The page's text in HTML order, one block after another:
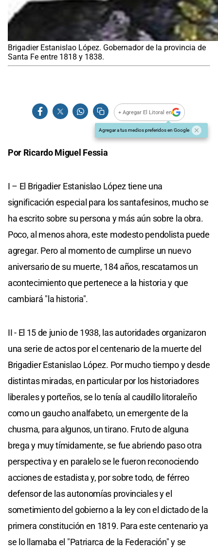
Brigadier Estanislao López. Gobernador de la provincia de
Santa Fe entre 1818 y 1838.
+ Agregar El Litoral en
Agregar a tus medios preferidos en Google
Por Ricardo Miguel Fessia
I – El Brigadier Estanislao López tiene una
significación especial para los santafesinos, mucho se
ha escrito sobre su persona y más aún sobre la obra.
Poco, al menos ahora, este modesto pendolista puede
agregar. Pero al momento de cumplirse un nuevo
aniversario de su muerte, 184 años, rescatamos un
acontecimiento que pertenece a la historia y que
cambiará "la historia".
II - El 15 de junio de 1938, las autoridades organizaron
una serie de actos por el centenario de la muerte del
Brigadier Estanislao López. Por mucho tiempo y desde
distintas miradas, en particular por los historiadores
liberales y porteños, se lo tenía al caudillo litoraleño
como un gaucho analfabeto, un emergente de la
chusma, para algunos, un tirano. Fruto de alguna
brega y muy tímidamente, se fue abriendo paso otra
perspectiva y en paralelo se le fueron reconociendo
acciones de estadista y, por sobre todo, de férreo
defensor de las autonomías provinciales y el
sometimiento del gobierno a la ley con el dictado de la
primera constitución en 1819. Para este centenario ya
se lo llamaba el "Patriarca de la Federación" y se